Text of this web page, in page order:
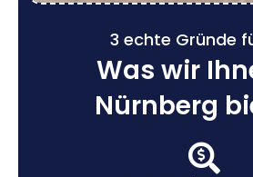
3 echte Gründe
Was wir
Nürnberg